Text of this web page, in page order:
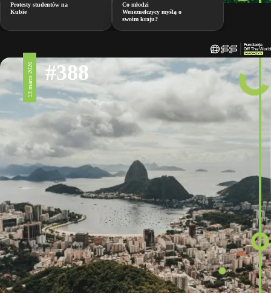
Protesty studentów na
Kubie
Co młodzi
Wenezuelczycy myślą o
swoim kraju?
13 marca 2026 #388